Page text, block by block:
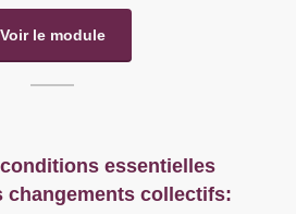
Voir le module
conditions essentielles
changements collectifs: